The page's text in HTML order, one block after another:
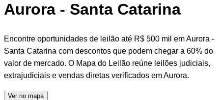
Aurora - Santa Catarina
Encontre oportunidades de leilão até R$ 500 mil em Aurora -
Santa Catarina com descontos que podem chegar a 60% do
valor de mercado. O Mapa do Leilão reúne leilões judiciais,
extrajudiciais e vendas diretas verificados em Aurora.
Ver no mapa